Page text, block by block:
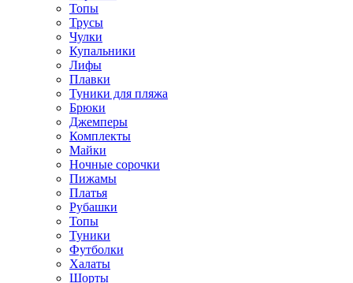
Топы
Трусы
Чулки
Купальники
Лифы
Плавки
Туники для пляжа
Брюки
Джемперы
Комплекты
Майки
Ночные сорочки
Пижамы
Платья
Рубашки
Топы
Туники
Футболки
Халаты
Шорты